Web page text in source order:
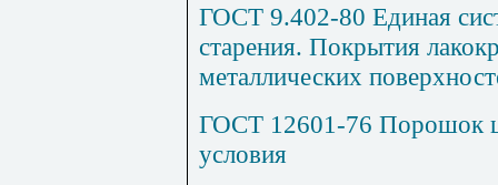
ГОСТ 9.402-80 Единая
старения. Покрытия
металлических
ГОСТ 12601-76 Порошок
условия